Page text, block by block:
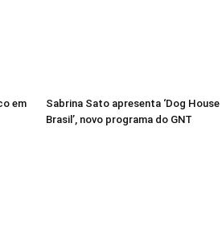
em
Sabrina Sato apresenta ‘Dog House
Brasil’, novo programa do GNT